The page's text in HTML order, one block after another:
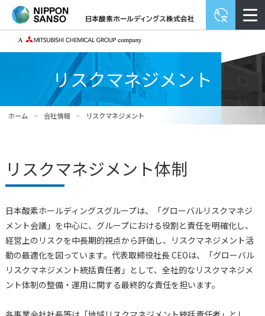
リスクマネジメント
ホーム > 会社情報 > リスクマネジメント
リスクマネジメント体制
日本酸素ホールディングスグループは、「グローバルリスクマネジ
メント会議」を中心に、グループにおける役割と責任を明確化し、
経営上のリスクを中長期的視点から評価し、リスクマネジメント活
動の最適化を図っています。代表取締役社長 CEOは、「グローバル
リスクマネジメント統括責任者」として、全社的なリスクマネジメ
ント体制の整備・運用に関する最終的な責任を担います。